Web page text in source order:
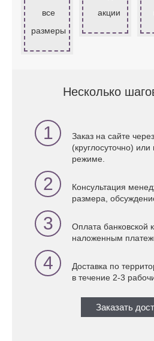
все
размеры
акции
Несколько
1
Заказ на сайте
(круглосуточно)
режиме.
2
Консультация
размера,
3
Оплата банковской
наложенным
4
Доставка по
в течение 2-3
Заказать